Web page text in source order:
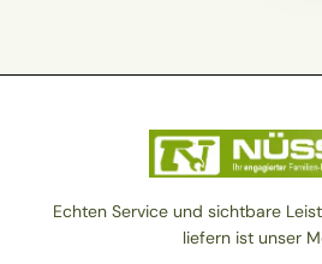
Echten Service und sichtbare
liefern ist unser